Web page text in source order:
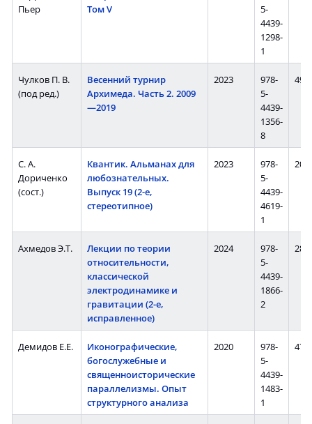
Пьер
Том V
5-
4439-
1298-
1
Чулков П. В.
(под ред.)
Весенний турнир
Архимеда. Часть 2. 2009
—2019
2023
978-
5-
4439-
1356-
8
496
С. А.
Дориченко
(сост.)
Квантик. Альманах для
любознательных.
Выпуск 19 (2-е,
стереотипное)
2023
978-
5-
4439-
4619-
1
208
Ахмедов Э.Т.
Лекции по теории
относительности,
классической
электродинамике и
гравитации (2-е,
исправленное)
2024
978-
5-
4439-
1866-
2
288
Демидов Е.Е.
Иконографические,
богослужебные и
священноисторические
параллелизмы. Опыт
структурного анализа
2020
978-
5-
4439-
1483-
1
476